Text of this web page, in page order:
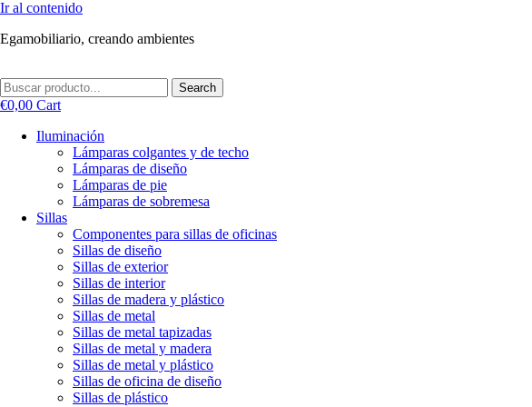
Ir al contenido
Egamobiliario, creando ambientes
Search
€0,00 Cart
Iluminación
Lámparas colgantes y de techo
Lámparas de diseño
Lámparas de pie
Lámparas de sobremesa
Sillas
Componentes para sillas de oficinas
Sillas de diseño
Sillas de exterior
Sillas de interior
Sillas de madera y plástico
Sillas de metal
Sillas de metal tapizadas
Sillas de metal y madera
Sillas de metal y plástico
Sillas de oficina de diseño
Sillas de plástico